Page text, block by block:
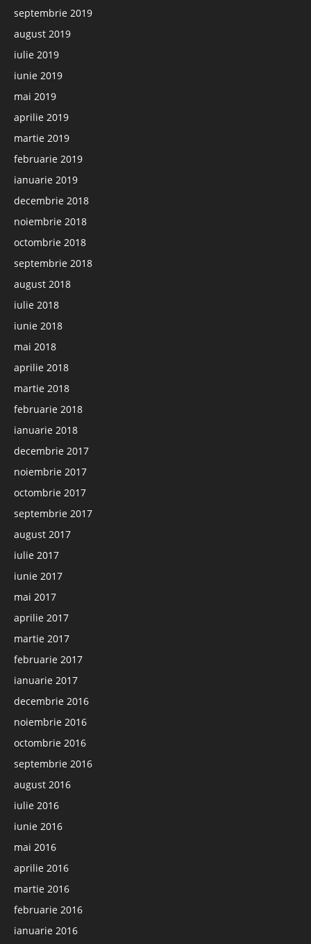
septembrie 2019
august 2019
iulie 2019
iunie 2019
mai 2019
aprilie 2019
martie 2019
februarie 2019
ianuarie 2019
decembrie 2018
noiembrie 2018
octombrie 2018
septembrie 2018
august 2018
iulie 2018
iunie 2018
mai 2018
aprilie 2018
martie 2018
februarie 2018
ianuarie 2018
decembrie 2017
noiembrie 2017
octombrie 2017
septembrie 2017
august 2017
iulie 2017
iunie 2017
mai 2017
aprilie 2017
martie 2017
februarie 2017
ianuarie 2017
decembrie 2016
noiembrie 2016
octombrie 2016
septembrie 2016
august 2016
iulie 2016
iunie 2016
mai 2016
aprilie 2016
martie 2016
februarie 2016
ianuarie 2016